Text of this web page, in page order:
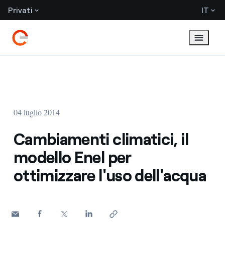
Privati IT
04 luglio 2014
Cambiamenti climatici, il
modello Enel per
ottimizzare l'uso dell'acqua